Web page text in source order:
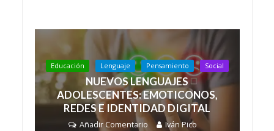
Educación Lenguaje Pensamiento Social
NUEVOS LENGUAJES
ADOLESCENTES: EMOTICONOS,
REDES E IDENTIDAD DIGITAL
Añadir Comentario Iván Pico